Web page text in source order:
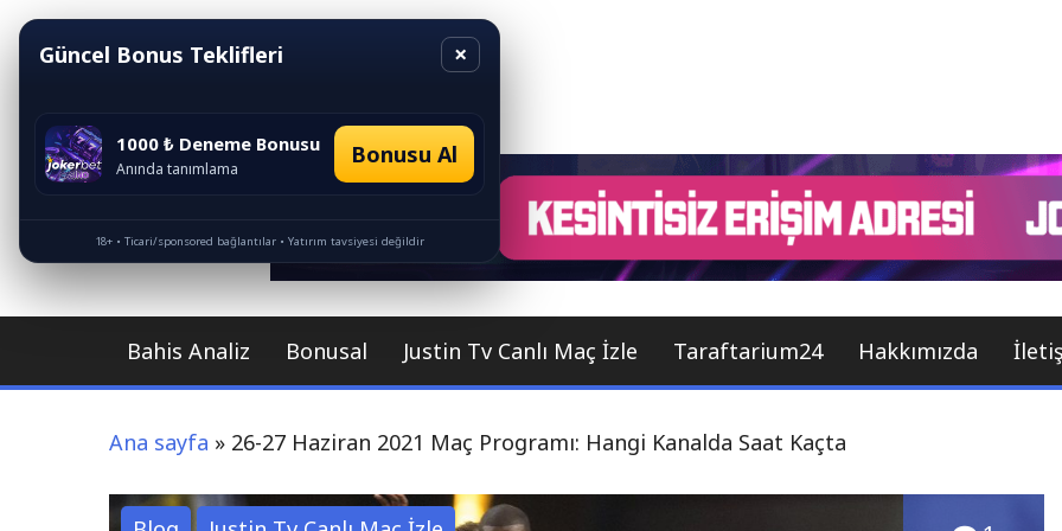
Güncel Bonus Teklifleri ×
1000 ₺ Deneme Bonusu
Anında tanımlama Bonusu Al
18+ • Ticari/sponsored bağlantılar • Yatırım tavsiyesi değildir
İçeriği
Bahis Analiz Bonusal Justin Tv Canlı Maç İzle Taraftarium24 Hakkımızda
Ana sayfa » 26-27 Haziran 2021 Maç Programı: Hangi Kanalda Saat Kaçta